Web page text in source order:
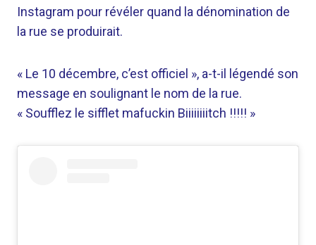
Instagram pour révéler quand la dénomination de
la rue se produirait.
« Le 10 décembre, c’est officiel », a-t-il légendé son
message en soulignant le nom de la rue.
« Soufflez le sifflet mafuckin Biiiiiiiitch !!!!! »